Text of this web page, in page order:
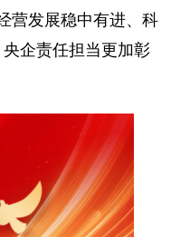
营发展稳中有进、科
企责任担当更加彰